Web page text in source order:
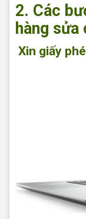
2. Các
hàng
Xin giấy